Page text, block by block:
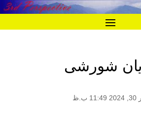
شورشی